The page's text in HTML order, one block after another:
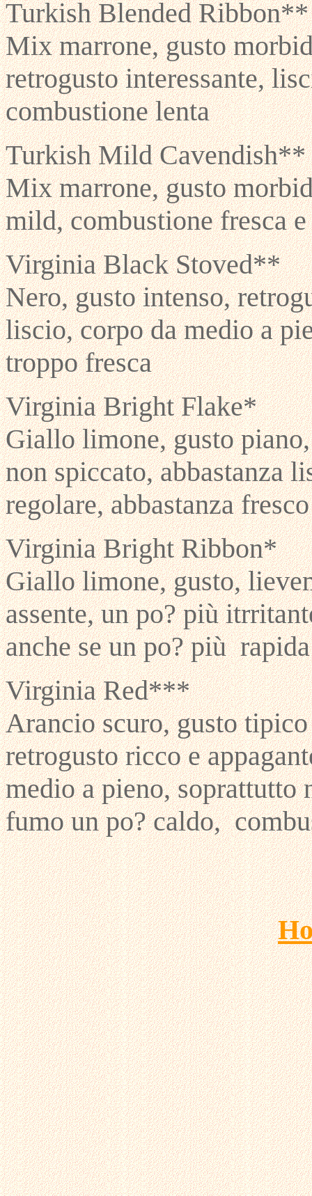
Turkish Blended Ribbon**
Mix marrone, gusto
retrogusto interessante,
combustione lenta
Turkish Mild Cavendish**
Mix marrone, gusto
mild, combustione fresca
Virginia Black Stoved**
Nero, gusto intenso,
liscio, corpo da medio a
troppo fresca
Virginia Bright Flake*
Giallo limone, gusto
non spiccato, abbastanza
regolare, abbastanza fresco
Virginia Bright Ribbon*
Giallo limone, gusto,
assente, un po? più
anche se un po? più rapida
Virginia Red***
Arancio scuro, gusto
retrogusto ricco e
medio a pieno, soprattutto
fumo un po? caldo,